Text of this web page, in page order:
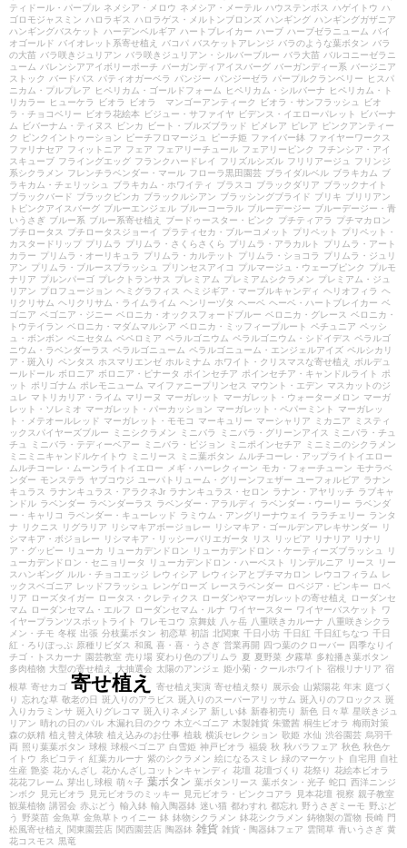
ティドール・パープル ネメシア・メロウ ネメシア・メーテル ハウステンボス ハゲイトウ ハ
ゴロモジャスミン ハロラギス ハロラゲス・メルトンブロンズ ハンギング ハンギングガザニア
ハンギングバスケット
ハーデンベルギア ハートブレイカー ハーブ ハーブゼラニューム バイ
オゴールド バイオレット系寄せ植え バコパ バスケットアレンジ バラのような葉ボタン バラ
の大苗 バラ咲きジュリアン バラ咲きジュリアン・シルバーブルー バラ大苗 バルコニーゼラニ
ューム バレンシアアイボリーポーチ バーガンディアイスバーグ バーガンディー系 バージニア
ストック
バードバス パティオガーベラ パンジー パンジーゼラ パープルクランベリー
ヒスパ
ニカム・プルプレア
ヒペリカム・ゴールドフォーム ヒペリカム・シルバーナ
ヒペリカム・ト
リカラー
ヒューケラ ビオラ ビオラ マンゴーアンティーク ビオラ・サンフラッシュ
ビオ
ラ・チョコベリー
ビオラ花絵本 ビジュー・サファイヤ ビデンス・イエローパレット
ビバーナ
ム
ビバーナム・ティヌス ビンカ ビート・ブルズブラッド ピメレア ピレア
ピンクアンティー
ク
ピンクイントゥーション ピーチフロマージュ ピーチ姫 ファイバー鉢 ファイヤーワークス
ファリナセア フィットニア フェア フェアリーチュール フェアリーピンク
フチンシア・アイ
スキューブ フライングエッグ フランクハードレイ フリズルシズル フリリアージュ
フリンジ
系シクラメン フレンチラベンダー・マール フローラ黒田園芸 ブライダルベル ブラキカム ブ
ラキカム・チェリッシュ
ブラキカム・ホワイティ ブラスコ ブラックダリア ブラックナイト
ブラックバード ブラックビンカ ブラックルシアン ブラッシングブライド ブリキ ブリリアン
トピンクアイスバーグ ブルーエンジェル ブルーコーラル ブルーデージー ブルーデージー・青
いうさぎ ブルー系 ブルー系寄せ植え ブードゥースター・ピンク プチティアラ
プチマカロン
プチロータス
プチロータスジョーイ プラティセカ・ブルーコメット プリペット
プリペット・
カスタードリップ プリムラ プリムラ・さくらさくら プリムラ・アラカルト
プリムラ・アート
カラー プリムラ・オーリキュラ プリムラ・カルテット プリムラ・ショコラ
プリムラ・ジュリ
アン プリムラ・ブルースプラッシュ プリンセスアイコ プルマージュ・ウェーブピンク
プルモ
ナリア プルンパーゴ プレクトランサス プレミアム プレミアムシクラメン プレミアム・ジュ
リアン プロフュージョン ヘミグラフィス ヘミジギア・マーブルキャンディ ヘリオフィラ ヘ
リクリサム ヘリクリサム・ライムライム ヘンリーヅタ ヘーベ ヘーベ・ハートブレイカー ベ
ゴニア ベゴニア・ジニー ベロニカ・オックスフォードブルー ベロニカ・グレース ベロニカ・
トウテイラン ベロニカ・マダムマルシア ベロニカ・ミッフィープルート ペチュニア ペッシ
ュ・ボンボン ペニセタム ペペロミア ペラルゴニウム ペラルゴニウム・シドイデス ペラルゴ
ニウム・ラベンダーラス ペラルゴニューム ペラルゴニューム・エンジェルアイズ ペルシカリ
ア・斑入り ペンタス ホスマリエンゼ ホルミナム ホワイト・クリスマスな寄せ植え
ボルデュ
ールドール ボロニア ボロニア・ピナータ ポインセチア ポインセチア・キャンドルライト
ポ
ット
ポリゴナム ポレモニューム マイファニープリンセス マウント・エデン マスカットのジ
ュレ マトリカリア・ライム マリーヌ マーガレット マーガレット・ウォーターメロン マーガ
レット・ソレミオ マーガレット・パーカッション マーガレット・ペパーミント
マーガレッ
ト・メテオールレッド マーガレット・モモコ マーキュリー マーシャリア ミカニア
ミスティ
ックスパイヤーズブルー
ミニシクラメン ミニバラ ミニバラ・グリーンアイス
ミニバラ・チュ
チュ
ミニバラ・テディーベアー ミニバラ・ピジョン ミニポインセチア
ミニミニのシクラメン
ミニミニキャンドルケイトウ
ミニリース ミニ葉ボタン
ムルチコーレ・アップライトイエロー
ムルチコーレ・ムーンライトイエロー
メギ・ハーレクィーン モカ・フォーチューン モナラベ
ンダー モンステラ ヤブコウジ ユーパトリューム・グリーンフェザー ユーフォルビア ラナン
キュラス
ラナンキュラス・アラクネJr ラナンキュラス・セロン ラナン・アヤリッチ ラブキャ
ンドル ラベンダー ラベンダーラス ラベンダー・アラルディ ラベンダー・ウーリー ラベンダ
ー・キャリコ
ラベンダー・キューレッド ラミウム・アングリーナウェイ ララチェリー ランタ
ナ
リクニス リグラリア リシマキアボージョレー リシマキア・ゴールデンアレキサンダー
リ
シマキア・ボジョレー
リシマキア・リッシーバリエガータ リス リッピア リナリア
リナリ
ア・グッピー
リューカ リューカデンドロン リューカデンドロン・ケーティーズブラッシュ
リ
ューカデンドロン・セニョリータ
リューカデンドロン・ハーベスト リンデルニア リース
リー
スハンギング ルル・チョコエッジ レウィシア レウィシアとプチマカロン レウコフィラム レ
ックスベゴニア レッドフラッシュ レンゲローズ レースラベンダー ロベジア・ピンキー
ロベ
リア
ローズタイガー ロータス・クレティクス ローダンやマーガレットの寄せ植え
ローダンセ
マム
ローダンセマム・エルフ ローダンセマム・ルナ ワイヤースター ワイヤーバスケット
ワ
イヤープランツスポットライト
ワレモコウ 京舞妓 八ヶ岳 八重咲きカルーナ
八重咲きシクラ
メン・チモ 冬桜 出張 分枝葉ボタン 初恋草 初詣 北関東 千日小坊 千日紅 千日紅ちなつ 千日
紅・ろりぽっぷ 原種リビダス 和風 喜・喜・うさぎ 営業再開 四つ葉のクローバー 四季なりイ
チゴ・トスカーナ
園芸教室 売り場 変わり色のプリムラ 夏 夏野菜 夕霧草 多粒播き葉ボタン
多肉植物 大型の寄せ植え 大抽選会 太陽のアンジェ 姫小菊・クールホワイト 宿根リナリア 宿
根草 寄せカゴ 寄せ植え 寄せ植え実演 寄せ植え祭り 展示会 山紫陽花 年末 庭づく
り 忘れな草 敬老の日 斑入りのアラビス 斑入りのスーパーアリッサム 斑入りのフロックス 斑
入りカラミンサ 斑入りグレコマ 斑入りネメシア 新しい鉢 新春初売り 新色 日々草 星咲きジュ
リアン 晴れの日のパル 木漏れ日のクウ 木立ベゴニア 木製雑貨 朱鷺茜 桐生ビオラ 梅雨対策
森の妖精 植え替え体験 植え込みのお仕事 植栽 横浜セレクション 歌姫 水仙 渋谷園芸 烏羽千
両 照り葉葉ボタン 球根 球根ベゴニア 白雪姫 神戸ビオラ 福袋 秋 秋バラフェア 秋色 秋色ケ
イトウ 糸ピコティ 紅葉カルーナ 紫のシクラメン 絵になるスミレ 緑のマーケット 自宅用
自社
生産 艶姿 花かんざし 花かんざしコットンキャンディ 花壇 花壇づくり 花祭り 花絵本ビオラ
花花フレーム 芽出し球根 萌々子 葉ボタン 葉ボタンリース 葉ボタン・光子 蛇口 西洋ニンジ
ンボク
見元ビオラ 見元ビオラのミッキー 見元ビオラ・ピンクコアラ 見本花壇 視察 親子教室
観葉植物 講習会 赤ぶどう 輸入鉢 輸入陶器鉢 迷い猫 都わすれ 都忘れ 野うさぎミーモ 野ぶど
う
野菜苗 金魚草 金魚草トゥイニー 鉢 鉢物シクラメン 鉢花シクラメン 鋳物製の置物 長崎
門
松風寄せ植え
関東園芸店 関西園芸店 陶器鉢 雑貨 雑貨・陶器鉢フェア 雲間草 青いうさぎ 黄
花コスモス 黒竜